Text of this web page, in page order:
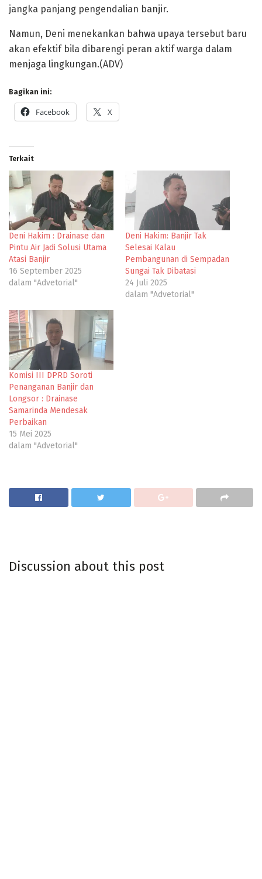
jangka panjang pengendalian banjir.
Namun, Deni menekankan bahwa upaya tersebut baru
akan efektif bila dibarengi peran aktif warga dalam
menjaga lingkungan.(ADV)
Bagikan ini:
Facebook X
Terkait
Deni Hakim : Drainase dan
Pintu Air Jadi Solusi Utama
Atasi Banjir
16 September 2025
dalam "Advetorial"
Deni Hakim: Banjir Tak
Selesai Kalau
Pembangunan di Sempadan
Sungai Tak Dibatasi
24 Juli 2025
dalam "Advetorial"
Komisi III DPRD Soroti
Penanganan Banjir dan
Longsor : Drainase
Samarinda Mendesak
Perbaikan
15 Mei 2025
dalam "Advetorial"
Discussion about this post